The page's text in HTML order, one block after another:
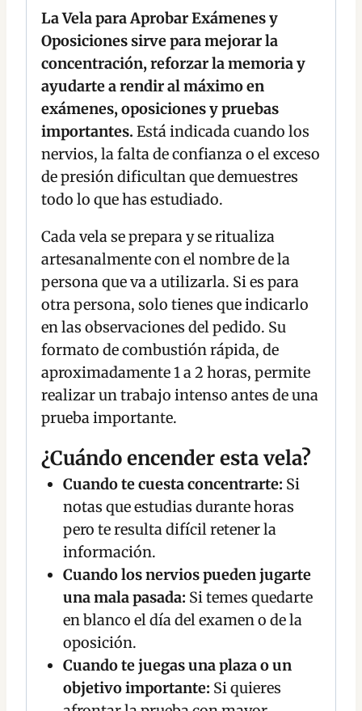
La Vela para Aprobar Exámenes y
Oposiciones sirve para mejorar la
concentración, reforzar la memoria y
ayudarte a rendir al máximo en
exámenes, oposiciones y pruebas
importantes. Está indicada cuando los
nervios, la falta de confianza o el exceso
de presión dificultan que demuestres
todo lo que has estudiado.
Cada vela se prepara y se ritualiza
artesanalmente con el nombre de la
persona que va a utilizarla. Si es para
otra persona, solo tienes que indicarlo
en las observaciones del pedido. Su
formato de combustión rápida, de
aproximadamente 1 a 2 horas, permite
realizar un trabajo intenso antes de una
prueba importante.
¿Cuándo encender esta vela?
Cuando te cuesta concentrarte: Si
notas que estudias durante horas
pero te resulta difícil retener la
información.
Cuando los nervios pueden jugarte
una mala pasada: Si temes quedarte
en blanco el día del examen o de la
oposición.
Cuando te juegas una plaza o un
objetivo importante: Si quieres